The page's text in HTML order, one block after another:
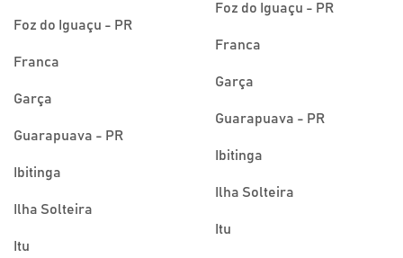
Foz do Iguaçu - PR
Franca
Garça
Guarapuava - PR
Ibitinga
Ilha Solteira
Itu
Foz do Iguaçu - PR
Franca
Garça
Guarapuava - PR
Ibitinga
Ilha Solteira
Itu